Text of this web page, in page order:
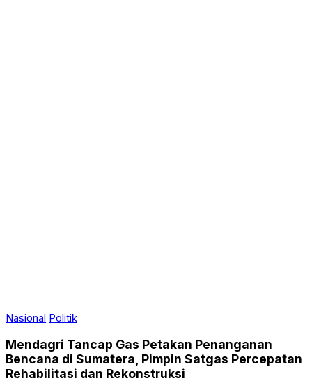
Nasional Politik
Mendagri Tancap Gas Petakan Penanganan
Bencana di Sumatera, Pimpin Satgas Percepatan
Rehabilitasi dan Rekonstruksi